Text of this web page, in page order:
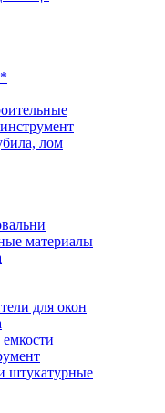
лом
материалы
для окон
штукатурные